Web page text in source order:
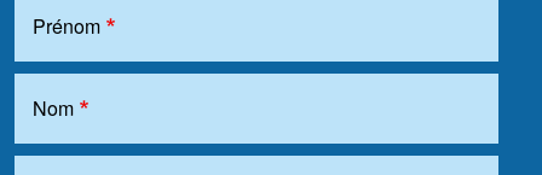
Nom
Prénom